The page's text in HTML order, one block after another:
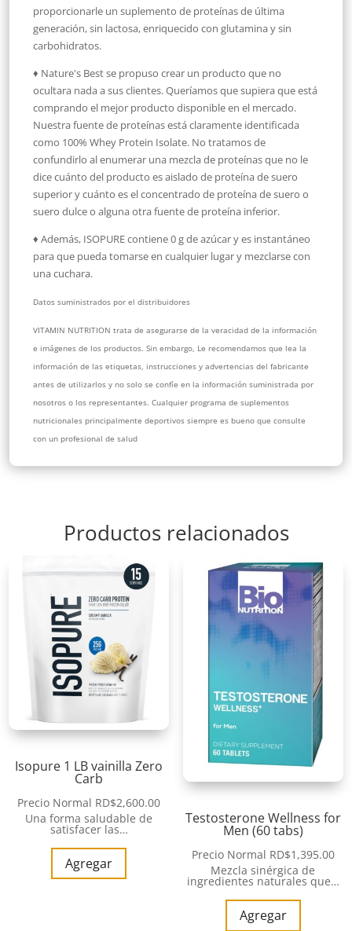
proporcionarle un suplemento de proteínas de última
generación, sin lactosa, enriquecido con glutamina y sin
carbohidratos.
♦ Nature's Best se propuso crear un producto que no
ocultara nada a sus clientes. Queríamos que supiera que está
comprando el mejor producto disponible en el mercado.
Nuestra fuente de proteínas está claramente identificada
como 100% Whey Protein Isolate. No tratamos de
confundirlo al enumerar una mezcla de proteínas que no le
dice cuánto del producto es aislado de proteína de suero
superior y cuánto es el concentrado de proteína de suero o
suero dulce o alguna otra fuente de proteína inferior.
♦ Además, ISOPURE contiene 0 g de azúcar y es instantáneo
para que pueda tomarse en cualquier lugar y mezclarse con
una cuchara.
Datos suministrados por el distribuidores
VITAMIN NUTRITION trata de asegurarse de la veracidad de la información
e imágenes de los productos. Sin embargo, Le recomendamos que lea la
información de las etiquetas, instrucciones y advertencias del fabricante
antes de utilizarlos y no solo se confíe en la información suministrada por
nosotros o los representantes. Cualquier programa de suplementos
nutricionales principalmente deportivos siempre es bueno que consulte
con un profesional de salud
Productos relacionados
Isopure 1 LB vainilla Zero
Carb
Precio Normal RD$2,600.00
Una forma saludable de
satisfacer las…
Agregar
Testosterone Wellness for
Men (60 tabs)
Precio Normal RD$1,395.00
Mezcla sinérgica de
ingredientes naturales que…
Agregar